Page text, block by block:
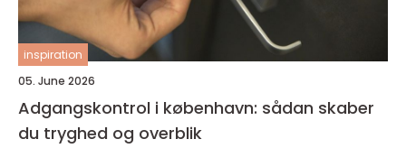
inspiration
05. June 2026
Adgangskontrol i københavn: sådan skaber
du tryghed og overblik